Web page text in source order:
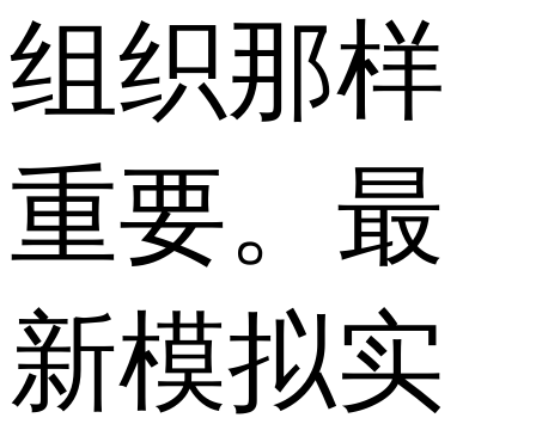
组织那样
重要。最
新模拟实